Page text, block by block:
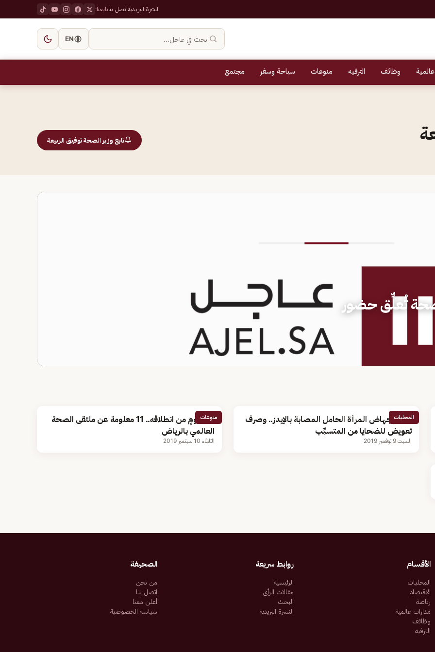
النشرة البريديةاتصل بناتابعنا:
ابحث في عاجل… EN
وظائف الترفيه منوعات سياحة وسفر مجتمع
تابع وزير الصحة توفيق الربيعة
تُعلِّق حضور
المحليات
حظر إجهاض المرأة الحامل المصابة بالإيدز.. وصرف
تعويض للضحايا من المتسبِّب
السبت 9 نوفمبر 2019
منوعات
قبل يومٍ من انطلاقه.. 11 معلومة عن ملتقى الصحة
العالمي بالرياض
الثلاثاء 10 سبتمبر 2019
الأقسام
المحليات
الاقتصاد
رياضة
مدارات عالمية
وظائف
الترفيه
روابط سريعة
الرئيسية
مقالات الرأي
البحث
النشرة البريدية
الصحيفة
من نحن
اتصل بنا
أعلن معنا
سياسة الخصوصية